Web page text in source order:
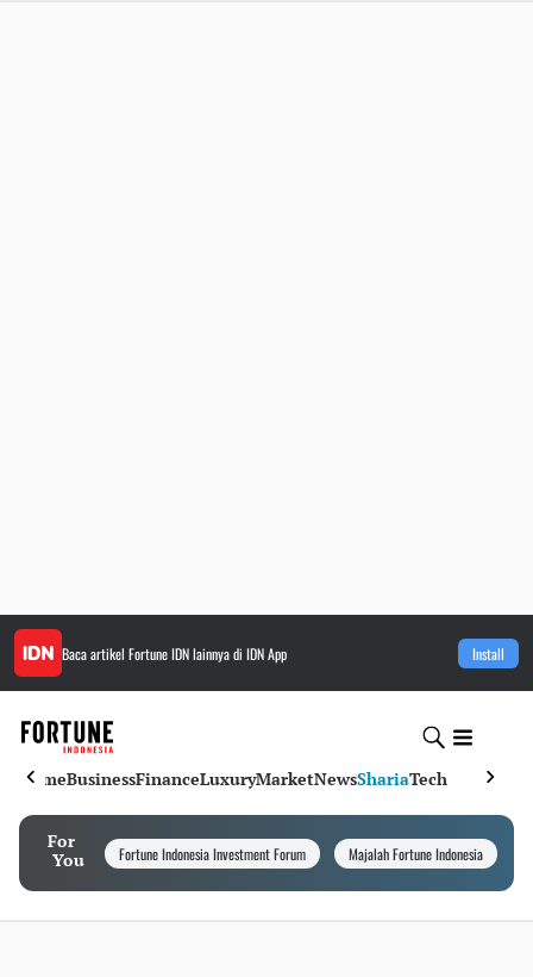
Baca artikel Fortune IDNlainnya di IDN App Install
HomeBusinessFinanceLuxuryMarketNewsShariaTech
For
You
Fortune Indonesia Investment Forum Majalah Fortune Indonesia